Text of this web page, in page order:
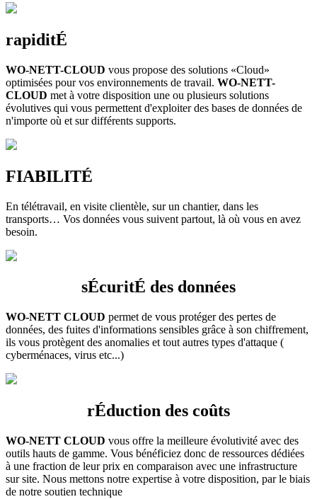
rapiditÉ
WO-NETT-CLOUD vous propose des solutions «Cloud»
optimisées pour vos environnements de travail. WO-NETT-
CLOUD met à votre disposition une ou plusieurs solutions
évolutives qui vous permettent d'exploiter des bases de données de
n'importe où et sur différents supports.
FIABILITÉ
En télétravail, en visite clientèle, sur un chantier, dans les
transports… Vos données vous suivent partout, là où vous en avez
besoin.
sÉcuritÉ des données
WO-NETT CLOUD permet de vous protéger des pertes de
données, des fuites d'informations sensibles grâce à son chiffrement,
ils vous protègent des anomalies et tout autres types d'attaque (
cyberménaces, virus etc...)
rÉduction des coûts
WO-NETT CLOUD vous offre la meilleure évolutivité avec des
outils hauts de gamme. Vous bénéficiez donc de ressources dédiées
à une fraction de leur prix en comparaison avec une infrastructure
sur site. Nous mettons notre expertise à votre disposition, par le biais
de notre soutien technique